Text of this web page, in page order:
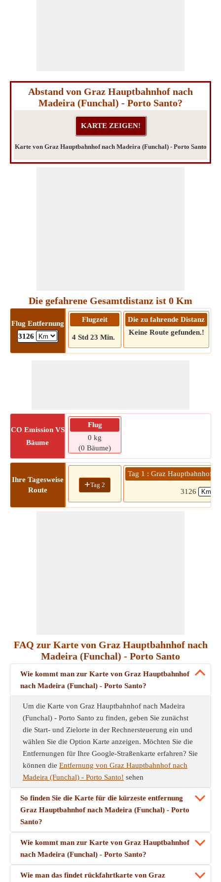
Abstand von Graz Hauptbahnhof nach
Madeira (Funchal) - Porto Santo?
Karte von Graz Hauptbahnhof nach Madeira (Funchal) - Porto Santo
Die gefahrene Gesamtdistanz ist 0 Km
Flug Entfernung
3126
Flugzeit
4 Std 23 Min.
Die zu fahrende Distanz
Keine Route gefunden.!
CO Emission VS
Bäume
Flug
0 kg
(0 Bäume)
Ihre Tagesweise
Route
+Tag 2
Tag 1 : Graz Hauptbahnhof »
3126
FAQ zur Karte von Graz Hauptbahnhof nach
Madeira (Funchal) - Porto Santo
Wie kommt man zur Karte von Graz Hauptbahnhof
nach Madeira (Funchal) - Porto Santo?
Um die Karte von Graz Hauptbahnhof nach Madeira
(Funchal) - Porto Santo zu finden, geben Sie zunächst
die Start- und Zielorte in der Rechnersteuerung ein und
wählen Sie die Option Karte anzeigen. Möchten Sie die
Entfernungen für Ihre Google-Straßenkarte erfahren? Sie
können die Entfernung von Graz Hauptbahnhof nach
Madeira (Funchal) - Porto Santo! sehen
So finden Sie die Karte für die kürzeste entfernung
Graz Hauptbahnhof nach Madeira (Funchal) - Porto
Santo?
Wie kommt man zur Karte von Graz Hauptbahnhof
nach Madeira (Funchal) - Porto Santo?
Wie man das findet rückfahrtkarte von Graz